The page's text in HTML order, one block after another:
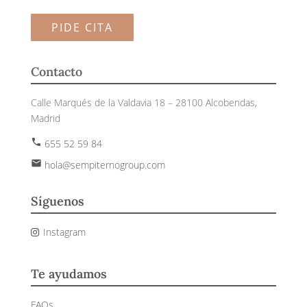
PIDE CITA
Contacto
Calle Marqués de la Valdavia 18 – 28100 Alcobendas,
Madrid
phone 655 52 59 84
email hola@sempiternogroup.com
Síguenos
Instagram
Te ayudamos